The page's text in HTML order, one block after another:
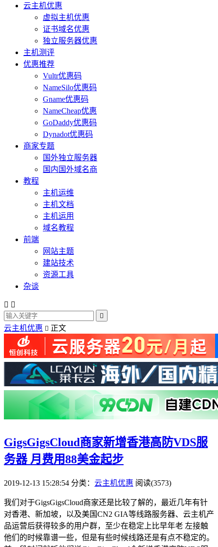
云主机优惠
虚拟主机优惠
证书域名优惠
独立服务器优惠
主机测评
优惠推荐
Vultr优惠码
NameSilo优惠码
Gname优惠码
NameCheap优惠
GoDaddy优惠码
Dynadot优惠码
商家专题
国外独立服务器
国内国外域名商
教程
主机运维
主机文档
主机运用
域名教程
前端
网站主题
建站技术
资源工具
杂谈
 

云主机优惠  正文
GigsGigsCloud商家新增香港高防VDS服
务器 月费用88美金起步
2019-12-13 15:28:54 分类： 云主机优惠 阅读(3573)
我们对于GigsGigsCloud商家还是比较了解的，最近几年有针
对香港、新加坡，以及美国CN2 GIA等线路服务器、云主机产
品运营后获得较多的用户群，至少在稳定上比早年老 左接触
他们的时候靠谱一些，但是有些时候线路还是有点不稳定的。